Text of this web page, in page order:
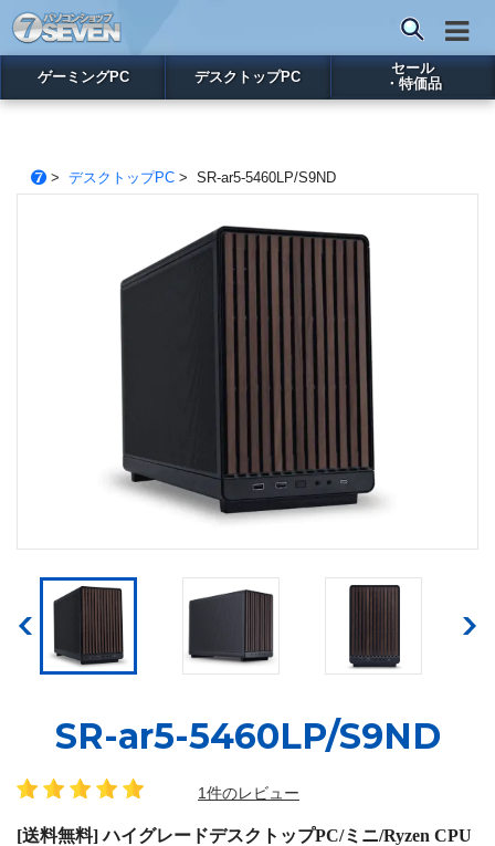
ゲーミングPC デスクトップPC
セール
・特価品
> デスクトップPC> SR-ar5-5460LP/S9ND
SR-ar5-5460LP/S9ND
1件のレビュー
[送料無料] ハイグレードデスクトップPC/ミニ/Ryzen CPU